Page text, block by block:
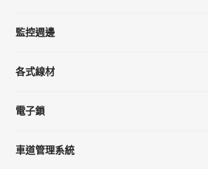
監控週邊
各式線材
電子鎖
車道管理系統